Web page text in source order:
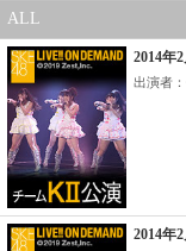
ALL
2014年
出演者
2014年